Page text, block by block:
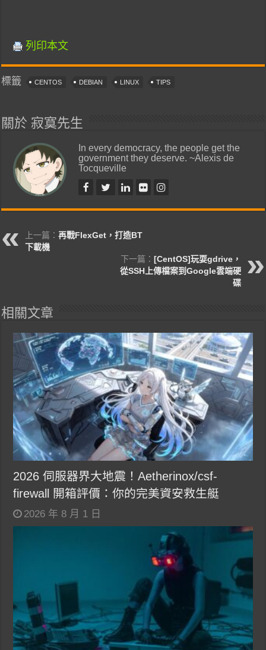
列印本文
標籤 CENTOS DEBIAN LINUX TIPS
關於 寂寞先生
In every democracy, the people get the
government they deserve. ~Alexis de
Tocqueville
上一篇：再戰FlexGet，打造BT
下載機
下一篇： [CentOS]玩耍gdrive，
從SSH上傳檔案到Google雲端硬
碟
相關文章
2026 伺服器界大地震！Aetherinox/csf-
firewall 開箱評價：你的完美資安救生艇
2026 年 8 月 1 日